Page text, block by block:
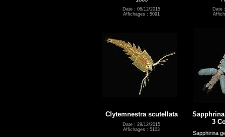
Date : 06/12/2015
Affichages : 5091
Date
Clytemnestra scutellata
Date : 29/12/2015
Affichages : 5103
3
Sapphirina